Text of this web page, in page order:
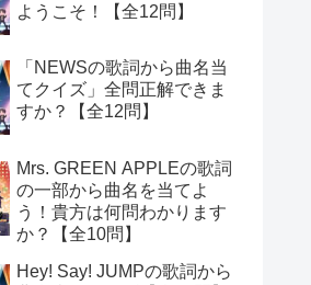
ようこそ！【全12問】
「NEWSの歌詞から曲名当
てクイズ」全問正解できま
すか？【全12問】
Mrs. GREEN APPLEの歌詞
の一部から曲名を当てよ
う！貴方は何問わかります
か？【全10問】
Hey! Say! JUMPの歌詞から